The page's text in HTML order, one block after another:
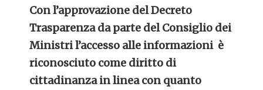
Con l’approvazione del Decreto
Trasparenza da parte del Consiglio dei
Ministri l’accesso alle informazioni è
riconosciuto come diritto di
cittadinanza in linea con quanto